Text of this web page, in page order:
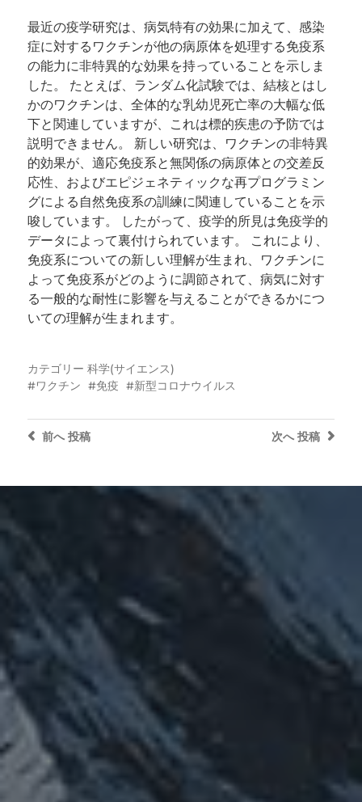
最近の疫学研究は、病気特有の効果に加えて、感染
症に対するワクチンが他の病原体を処理する免疫系
の能力に非特異的な効果を持っていることを示しま
した。 たとえば、ランダム化試験では、結核とはし
かのワクチンは、全体的な乳幼児死亡率の大幅な低
下と関連していますが、これは標的疾患の予防では
説明できません。 新しい研究は、ワクチンの非特異
的効果が、適応免疫系と無関係の病原体との交差反
応性、およびエピジェネティックな再プログラミン
グによる自然免疫系の訓練に関連していることを示
唆しています。 したがって、疫学的所見は免疫学的
データによって裏付けられています。 これにより、
免疫系についての新しい理解が生まれ、ワクチンに
よって免疫系がどのように調節されて、病気に対す
る一般的な耐性に影響を与えることができるかにつ
いての理解が生まれます。
カテゴリー 科学(サイエンス)
ワクチン
免疫 新型コロナウイルス
次へ 投稿
前へ投稿